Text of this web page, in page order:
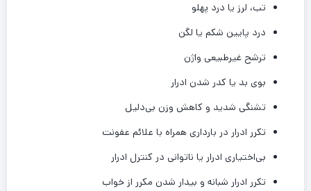
تب، لرز یا درد پهلو
درد پایین شکم یا لگن
ترشح غیرطبیعی واژن
بوی بد یا کدر شدن ادرار
تشنگی شدید و کاهش وزن بی‌دلیل
تکرر ادرار در بارداری همراه با علائم عفونت
بی‌اختیاری ادرار یا ناتوانی در کنترل ادرار
تکرر ادرار شبانه و بیدار شدن مکرر از خواب